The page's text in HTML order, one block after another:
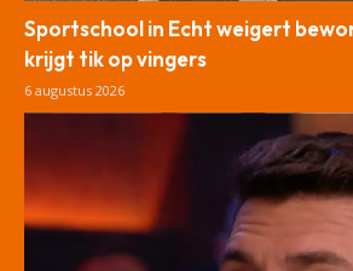
Sportschool in Echt weigert
krijgt tik op vingers
6 augustus 2026